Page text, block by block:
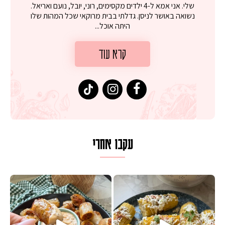
שלי. אני אמא ל-4 ילדים מקסימים, רוני, יובל, נועם ואריאל.
נשואה באושר לניסן. גדלתי בבית מרוקאי שכל המהות שלו
היתה אוכל...
קרא עוד
עקבו אחרי
ממכרים שמכינים בכמה דקות עב